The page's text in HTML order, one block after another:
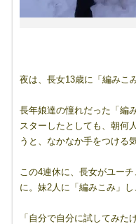
夜は、長女13歳に「編みこ
長年娘達の憧れだった「編
スターしたとしても、朝何
うと、なかなか手をつける
この4連休に、長女がユー
に。妹2人に「編みこみ」し
「自分で自分に試してみた